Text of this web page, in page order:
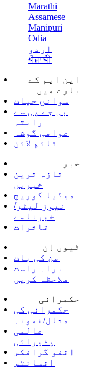
Marathi
Assamese
Manipuri
Odia
اردو
ਪੰਜਾਬੀ
این ایم کے
بارے میں
سوانح حیات
بی جے پی سے
رابتہ
عوامی گوشہ
ٹائم لائن
خبر
تازہ ترین
خبریں
میڈیا کوریج
نیوز لیٹر/
خبرنامے
تاثرات
ٹیون اِن
من کی بات
براہ راست
ملاحظہ کریں
حکمرانی
حکمرانی کی
مثال/نمونہ
عالمی
پذیرائی
انفو گرافکس
انسائٹس